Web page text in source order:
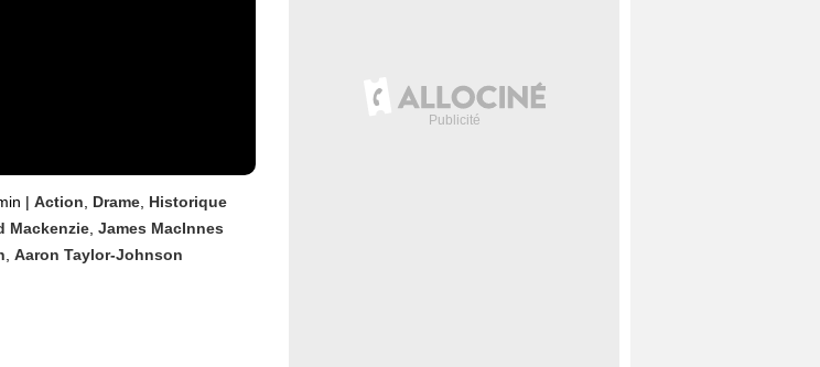
| Action Drame Historique
Mackenzie James MacInnes
Aaron Taylor-Johnson